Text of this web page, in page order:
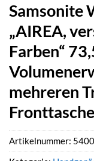
Samsonite
„AIREA,
Farben“
mehreren
Artikelnummer: